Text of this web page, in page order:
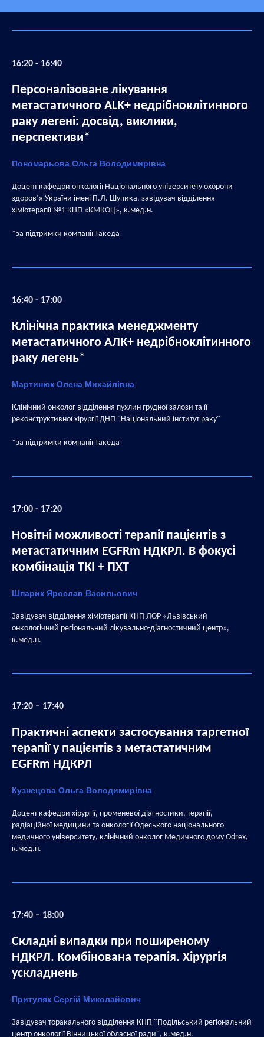
16:20 - 16:40
Персоналізоване лікування
метастатичного ALK+ недрібноклітинного
раку легені: досвід, виклики,
перспективи*
Пономарьова Ольга Володимирівна
Доцент кафедри онкології Національного університету охорони
здоров’я України імені П.Л. Шупика, завідувач відділення
хіміотерапії №1 КНП «КМКОЦ», к.мед.н.
*за підтримки компанії Такеда
16:40 - 17:00
Клінічна практика менеджменту
метастатичного АЛК+ недрібноклітинного
раку легень*
Мартинюк Олена Михайлівна
Клінічний онколог відділення пухлин грудної залози та її
реконструктивної хірургії ДНП "Національний інститут раку"
*за підтримки компанії Такеда
17:00 - 17:20
Новітні можливості терапії пацієнтів з
метастатичним EGFRm НДКРЛ. В фокусі
комбінація ТКІ + ПХТ
Шпарик Ярослав Васильович
Завідувач відділення хіміотерапії КНП ЛОР «Львівський
онкологічний регіональний лікувально-діагностичний центр»,
к.мед.н.
17:20 – 17:40
Практичні аспекти застосування таргетної
терапії у пацієнтів з метастатичним
EGFRm НДКРЛ
Кузнецова Ольга Володимирівна
Доцент кафедри хірургії, променевої діагностики, терапії,
радіаційної медицини та онкології Одеського національного
медичного університету, клінічний онколог Медичного дому Odrex,
к.мед.н.
17:40 – 18:00
Складні випадки при поширеному
НДКРЛ. Комбінована терапія. Хірургія
ускладнень
Притуляк Сергій Миколайович
Завідувач торакального відділення КНП "Подільський регіональний
центр онкології Вінницької обласної ради", к.мед.н.